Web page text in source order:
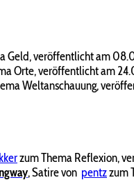
Geld, veröffentlicht am
Orte, veröffentlicht am
Weltanschauung,
zum Thema Reflexion,
,Satire von pentzzum